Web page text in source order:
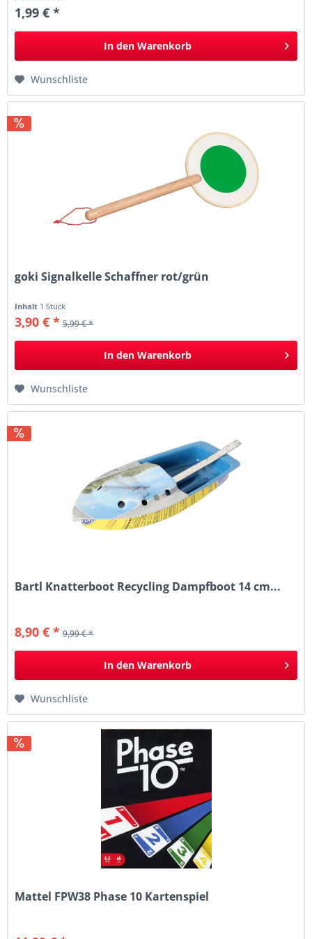
1,99 € *
In den Warenkorb
Wunschliste
goki Signalkelle Schaffner rot/grün
Inhalt 1 Stück
3,90 € * 5,99 € *
In den Warenkorb
Wunschliste
Bartl Knatterboot Recycling Dampfboot 14 cm...
8,90 € * 9,99 € *
In den Warenkorb
Wunschliste
Mattel FPW38 Phase 10 Kartenspiel